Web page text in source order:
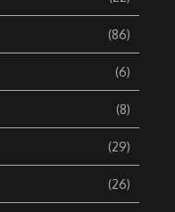
(86)
(6)
(8)
(29)
(26)